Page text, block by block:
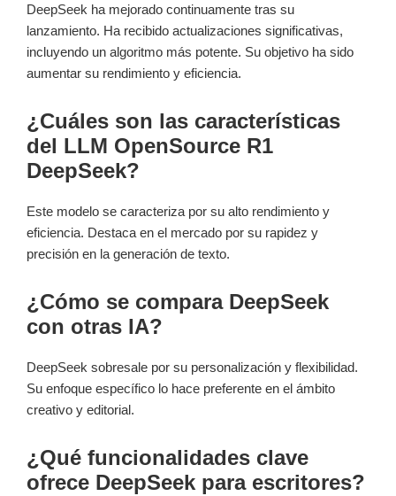
DeepSeek ha mejorado continuamente tras su
lanzamiento. Ha recibido actualizaciones significativas,
incluyendo un algoritmo más potente. Su objetivo ha sido
aumentar su rendimiento y eficiencia.
¿Cuáles son las características
del LLM OpenSource R1
DeepSeek?
Este modelo se caracteriza por su alto rendimiento y
eficiencia. Destaca en el mercado por su rapidez y
precisión en la generación de texto.
¿Cómo se compara DeepSeek
con otras IA?
DeepSeek sobresale por su personalización y flexibilidad.
Su enfoque específico lo hace preferente en el ámbito
creativo y editorial.
¿Qué funcionalidades clave
ofrece DeepSeek para escritores?